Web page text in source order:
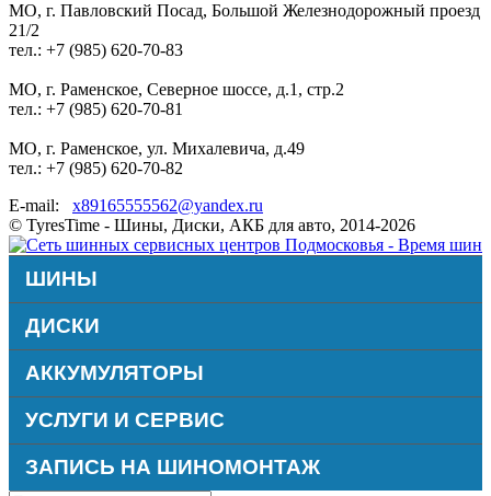
МО, г. Павловский Посад, Большой Железнодорожный проезд
21/2
тел.: +7 (985) 620-70-83
МО, г. Раменское, Северное шоссе, д.1, стр.2
тел.: +7 (985) 620-70-81
МО, г. Раменское, ул. Михалевича, д.49
тел.: +7 (985) 620-70-82
E-mail: x89165555562@yandex.ru
© TyresTime - Шины, Диски, АКБ для авто, 2014-2026
ШИНЫ
ДИСКИ
АККУМУЛЯТОРЫ
УСЛУГИ И СЕРВИС
ЗАПИСЬ НА ШИНОМОНТАЖ